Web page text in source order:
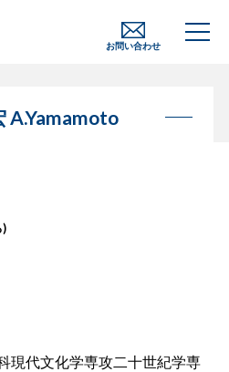
お問い合わせ
A.Yamamoto
)
現代文化学専攻二十世紀学専